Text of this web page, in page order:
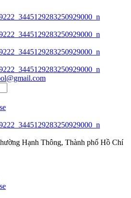
Hạnh Thông, Thành phố Hồ Chí